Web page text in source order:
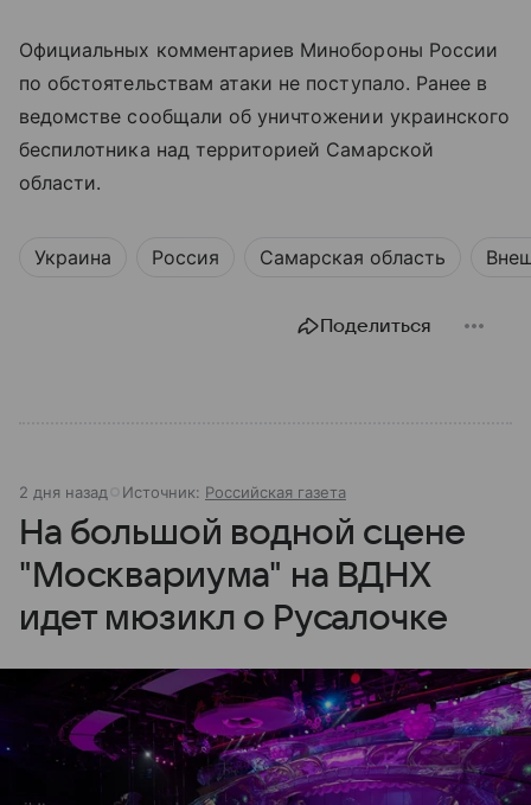
Официальных комментариев Минобороны России
по обстоятельствам атаки не поступало. Ранее в
ведомстве сообщали об уничтожении украинского
беспилотника над территорией Самарской
области.
Украина Россия Самарская область
Поделиться
2 дня назад Источник: Российская газета
На большой водной сцене
"Москвариума" на ВДНХ
идет мюзикл о Русалочке